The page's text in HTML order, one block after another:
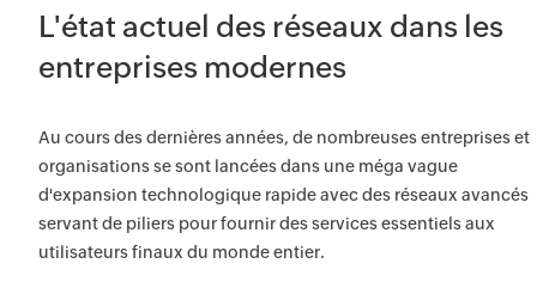
L'état actuel des réseaux dans les
entreprises modernes
Au cours des dernières années, de nombreuses entreprises et
organisations se sont lancées dans une méga vague
d'expansion technologique rapide avec des réseaux avancés
servant de piliers pour fournir des services essentiels aux
utilisateurs finaux du monde entier.